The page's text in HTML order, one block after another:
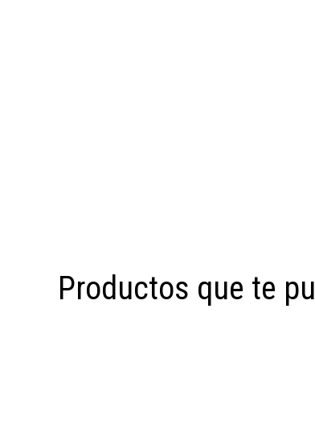
Productos que te